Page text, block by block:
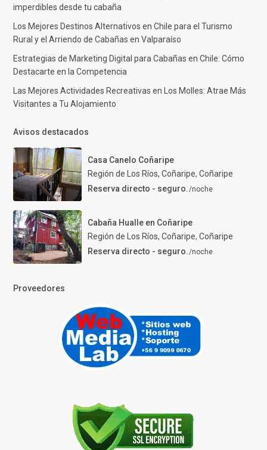
imperdibles desde tu cabaña
Los Mejores Destinos Alternativos en Chile para el Turismo
Rural y el Arriendo de Cabañas en Valparaíso
Estrategias de Marketing Digital para Cabañas en Chile: Cómo
Destacarte en la Competencia
Las Mejores Actividades Recreativas en Los Molles: Atrae Más
Visitantes a Tu Alojamiento
Avisos destacados
Casa Canelo Coñaripe
Región de Los Ríos, Coñaripe, Coñaripe
Reserva directo - seguro./noche
Cabaña Hualle en Coñaripe
Región de Los Ríos, Coñaripe, Coñaripe
Reserva directo - seguro./noche
Proveedores